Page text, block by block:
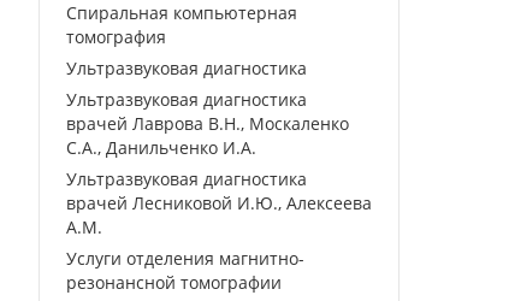
Спиральная компьютерная
томография
Ультразвуковая диагностика
Ультразвуковая диагностика
врачей Лаврова В.Н., Москаленко
С.А., Данильченко И.А.
Ультразвуковая диагностика
врачей Лесниковой И.Ю., Алексеева
А.М.
Услуги отделения магнитно-
резонансной томографии